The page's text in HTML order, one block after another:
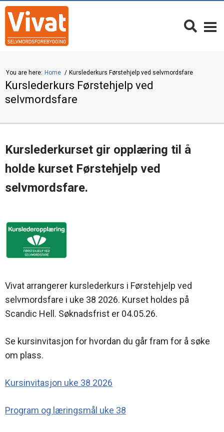
You are here: Home Kurslederkurs Førstehjelp ved selvmordsfare
Kurslederkurs Førstehjelp ved
selvmordsfare
Kurslederkurset gir opplæring til å
holde kurset Førstehjelp ved
selvmordsfare.
Vivat arrangerer kurslederkurs i Førstehjelp ved
selvmordsfare i uke 38 2026. Kurset holdes på
Scandic Hell. Søknadsfrist er 04.05.26.
Se kursinvitasjon for hvordan du går fram for å søke
om plass.
Kursinvitasjon uke 38 2026
Program og læringsmål uke 38